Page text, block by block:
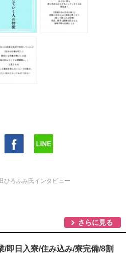
ひろふみ氏インタビュー
さらに見る
/即日入寮/住み込み/寮完備/8割